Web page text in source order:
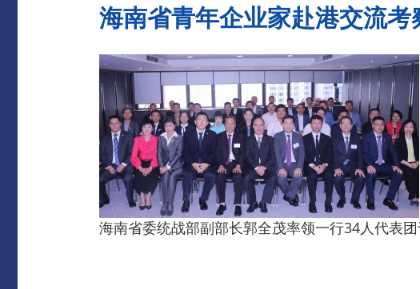
海南省青年企业家赴港交流
海南省委统战部副部长郭全茂率领一行34人代表